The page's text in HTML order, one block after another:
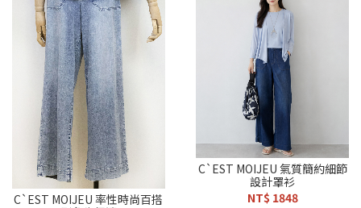
C`EST MOIJEU 率性時尚百搭
C`EST MOIJEU 氣質簡約細節
設計罩衫
NT$ 1848